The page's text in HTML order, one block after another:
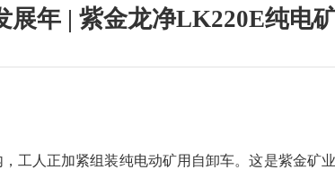
展年 | 紫金龙净LK220E纯电
人正加紧组装纯电动矿用自卸车。这是紫金矿